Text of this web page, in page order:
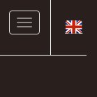
Toggle